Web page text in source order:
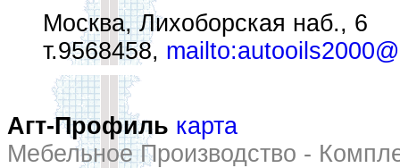
Москва, Лихоборская наб., 6
т.9568458,
Агт-Профиль карта
Мебельное Производство -